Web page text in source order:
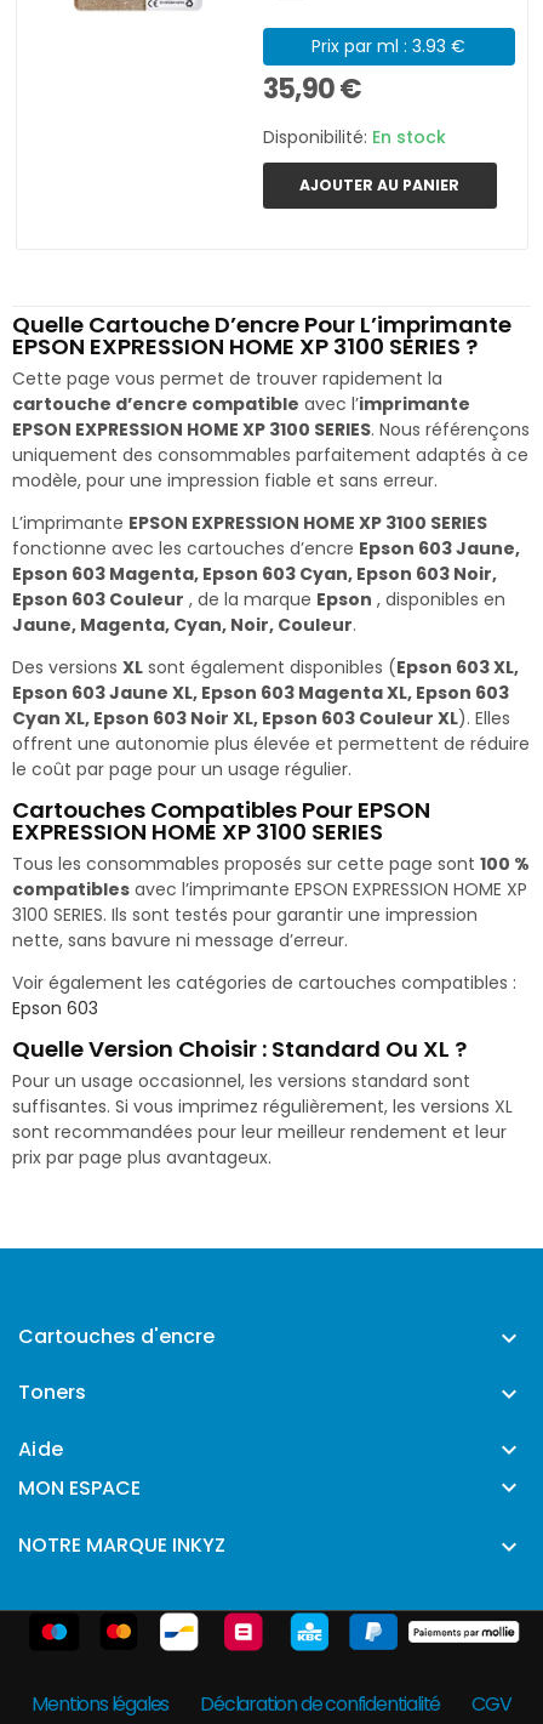
Prix par ml : 3.93 €
35,90 €
Disponibilité: En stock
AJOUTER AU PANIER
Quelle Cartouche D’encre Pour L’imprimante
EPSON EXPRESSION HOME XP 3100 SERIES ?
Cette page vous permet de trouver rapidement la
cartouche d’encre compatible avec l’imprimante
EPSON EXPRESSION HOME XP 3100 SERIES. Nous référençons
uniquement des consommables parfaitement adaptés à ce
modèle, pour une impression fiable et sans erreur.
L’imprimante EPSON EXPRESSION HOME XP 3100 SERIES
fonctionne avec les cartouches d’encre Epson 603 Jaune,
Epson 603 Magenta, Epson 603 Cyan, Epson 603 Noir,
Epson 603 Couleur , de la marque Epson , disponibles en
Jaune, Magenta, Cyan, Noir, Couleur.
Des versions XL sont également disponibles (Epson 603 XL,
Epson 603 Jaune XL, Epson 603 Magenta XL, Epson 603
Cyan XL, Epson 603 Noir XL, Epson 603 Couleur XL). Elles
offrent une autonomie plus élevée et permettent de réduire
le coût par page pour un usage régulier.
Cartouches Compatibles Pour EPSON
EXPRESSION HOME XP 3100 SERIES
Tous les consommables proposés sur cette page sont 100 %
compatibles avec l’imprimante EPSON EXPRESSION HOME XP
3100 SERIES. Ils sont testés pour garantir une impression
nette, sans bavure ni message d’erreur.
Voir également les catégories de cartouches compatibles :
Epson 603
Quelle Version Choisir : Standard Ou XL ?
Pour un usage occasionnel, les versions standard sont
suffisantes. Si vous imprimez régulièrement, les versions XL
sont recommandées pour leur meilleur rendement et leur
prix par page plus avantageux.
Cartouches d'encre 
Toners 
Aide 
MON ESPACE 
NOTRE MARQUE INKYZ 
Mentions légales Déclaration de confidentialité CGV